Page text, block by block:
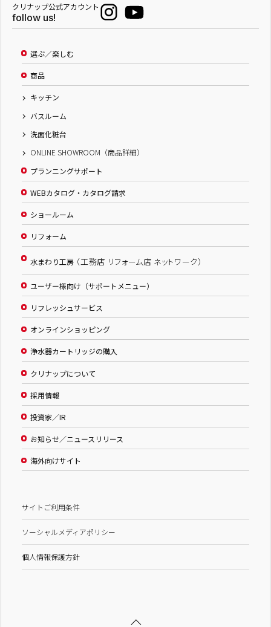
クリナップ公式アカウント
follow us!
選ぶ／楽しむ
商品
キッチン
バスルーム
洗面化粧台
ONLINE SHOWROOM（商品詳細）
プランニングサポート
WEBカタログ・カタログ請求
ショールーム
リフォーム
水まわり工房 （工務店 リフォーム店 ネットワーク）
ユーザー様向け（サポートメニュー）
リフレッシュサービス
オンラインショッピング
浄水器カートリッジの購入
クリナップについて
採用情報
投資家／IR
お知らせ／ニュースリリース
海外向けサイト
サイトご利用条件
ソーシャルメディアポリシー
個人情報保護方針